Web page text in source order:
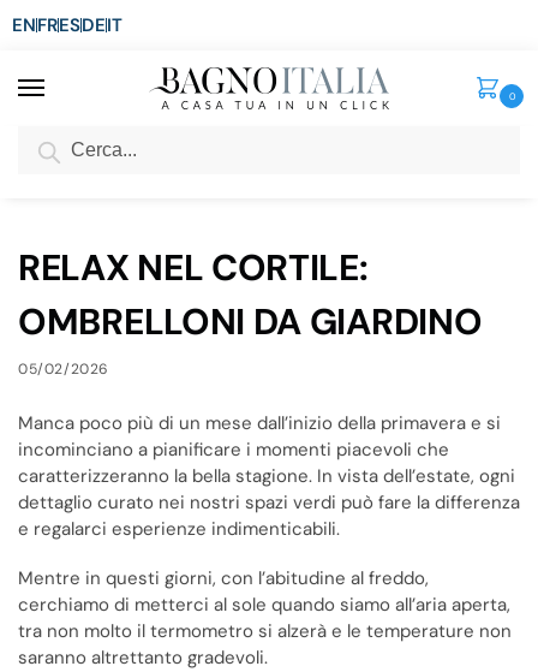
ENFRESDEIT
0
SCONTO del 3%
RELAX NEL CORTILE:
OMBRELLONI DA GIARDINO
05/02/2026
Manca poco più di un mese dall’inizio della primavera e si
incominciano a pianificare i momenti piacevoli che
caratterizzeranno la bella stagione. In vista dell’estate, ogni
dettaglio curato nei nostri spazi verdi può fare la differenza
e regalarci esperienze indimenticabili.
Mentre in questi giorni, con l’abitudine al freddo,
cerchiamo di metterci al sole quando siamo all’aria aperta,
tra non molto il termometro si alzerà e le temperature non
saranno altrettanto gradevoli.